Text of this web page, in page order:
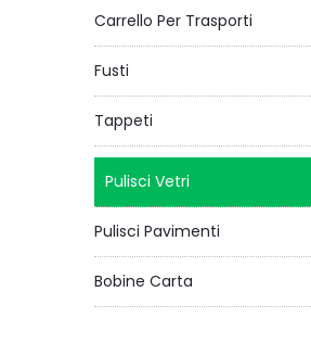
Carrello Per Trasporti
Fusti
Tappeti
Pulisci Vetri
Pulisci Pavimenti
Bobine Carta